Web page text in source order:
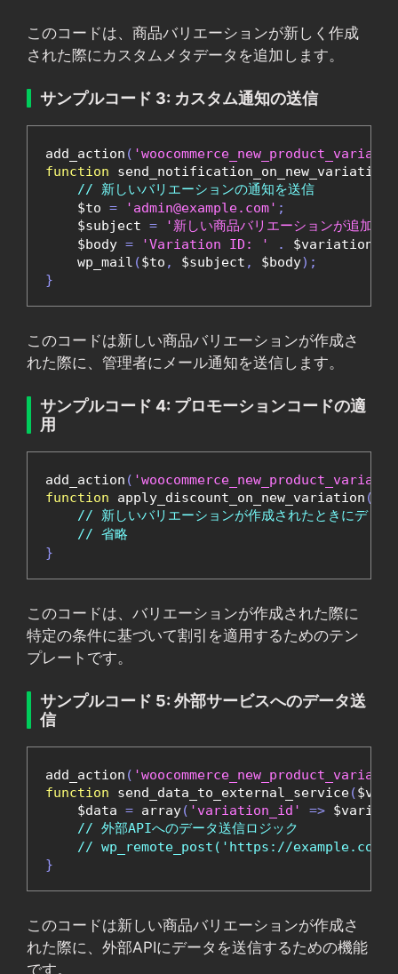
このコードは、商品バリエーションが新しく作成
された際にカスタムメタデータを追加します。
サンプルコード 3: カスタム通知の送信
add_action (
function send_notification_on_new_variation
// 新しいバリエーションの通知を送信
    $to
= 'admin@example.com' ;
    $subject
=
'新しい商品バリエーションが追加さ
    $body
= 'Variation ID: ' . $variation_id
    wp_mail
($to , $subject , $body);
}
このコードは新しい商品バリエーションが作成さ
れた際に、管理者にメール通知を送信します。
サンプルコード 4: プロモーションコードの適
用
add_action (
function apply_discount_on_new_variation (
// 新しいバリエーションが作成されたときにディス
// 省略
}
このコードは、バリエーションが作成された際に
特定の条件に基づいて割引を適用するためのテン
プレートです。
サンプルコード 5: 外部サービスへのデータ送
信
add_action (
function send_data_to_external_service(
    $data
= array( 'variation_id' =>
// 外部APIへのデータ送信ロジック
// wp_remote_post('https://
}
このコードは新しい商品バリエーションが作成さ
れた際に、外部APIにデータを送信するための機能
です。